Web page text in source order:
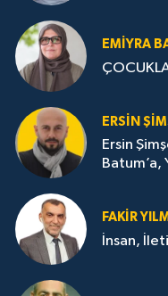
EMIYRA
ERSIN
Ersin
Batum’a,
FAKIR
İnsan,